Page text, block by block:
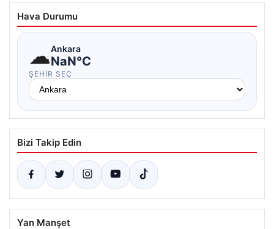
Hava Durumu
☁Ankara
NaN°C
ŞEHIR SEÇ
Bizi Takip Edin
Yan Manşet